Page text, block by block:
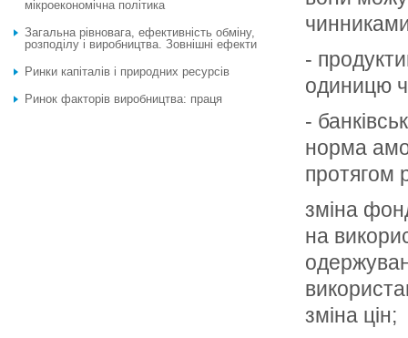
-
одиницю
-
норма
протягом
зміна
на
зміна цін;
мікроекономічна політика
Загальна рівновага, ефективність обміну,
розподілу і виробництва. Зовнішні ефекти
Ринки капіталів і природних ресурсів
Ринок факторів виробництва: праця